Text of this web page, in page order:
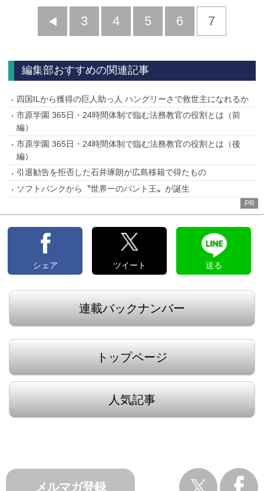
前
3 4 5 6 7
編集部おすすめの関連記事
四国ILから獲得の巨人助っ人 ハングリーさで救世主になれるか
市原学園 365日・24時間体制で臨む法務教官の役割とは（前
編）
市原学園 365日・24時間体制で臨む法務教官の役割とは（後
編）
引退勧告を拒否した石井琢朗が広島移籍で得たもの
ソフトバンクから〝世界一のバント王〟が誕生
PR
シェア ツイート 送る
連載バックナンバー
トップページ
人気記事
メルマガ登録